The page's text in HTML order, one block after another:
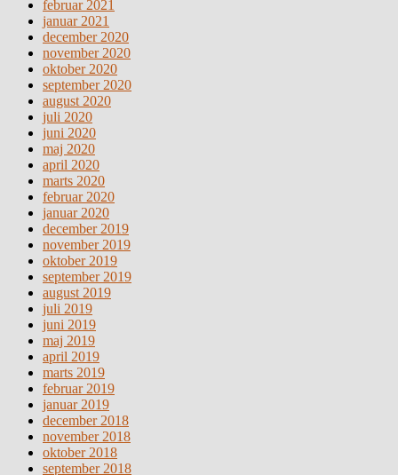
februar 2021
januar 2021
december 2020
november 2020
oktober 2020
september 2020
august 2020
juli 2020
juni 2020
maj 2020
april 2020
marts 2020
februar 2020
januar 2020
december 2019
november 2019
oktober 2019
september 2019
august 2019
juli 2019
juni 2019
maj 2019
april 2019
marts 2019
februar 2019
januar 2019
december 2018
november 2018
oktober 2018
september 2018